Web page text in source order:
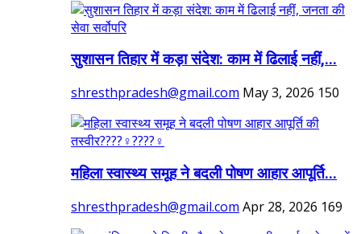
सुशासन तिहार में कड़ा संदेश: काम में ढिलाई नहीं,...
shresthpradesh@gmail.com May 3, 2026 150
महिला स्वास्थ्य समूह ने बदली पोषण आहार आपूर्ति...
shresthpradesh@gmail.com Apr 28, 2026 169